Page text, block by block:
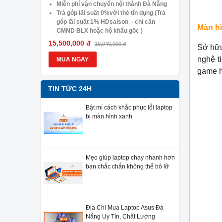
Miễn phí vận chuyển nội thành Đà Nẵng
Trả góp lãi suất 0%với thẻ tín dụng (Trả
góp lãi suất 1% HDsaison - chỉ cần
CMND BLX hoặc hộ khẩu gốc )
Giảm 20%khi nâng cấp Ram-SSD
Giảm giá trực tiếp đối với khách hàng ở
xa, HSSV . Săn 10.000 Voucher Giảm
Giá 500.000đ
15,500,000 đ 19,040,000 đ
MUA NGAY
Giảm
xa,
Giá
13,900,000
MUA
TIN TỨC 24H
Bật mí cách khắc phục lỗi laptop
bị màn hình xanh
Mẹo giúp laptop chạy nhanh hơn
bạn chắc chắn không thể bỏ lỡ
Địa Chỉ Mua Laptop Asus Đà
Nẵng Uy Tín, Chất Lượng
Màn
Sở
nghệ
game